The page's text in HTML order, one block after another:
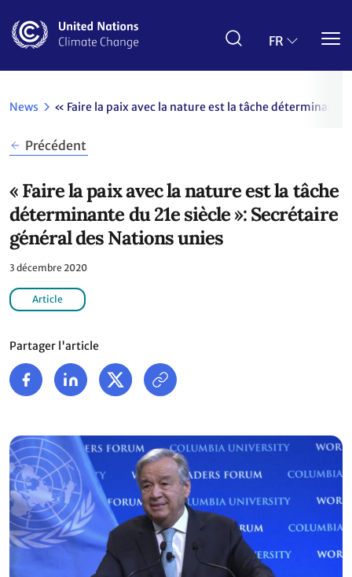
au
contenu
FR
News « Faire la paix avec la nature est la tâche
Précédent
« Faire la paix avec la nature est la tâche
déterminante du 21e siècle »: Secrétaire
général des Nations unies
3 décembre 2020
Article
Partager l'article